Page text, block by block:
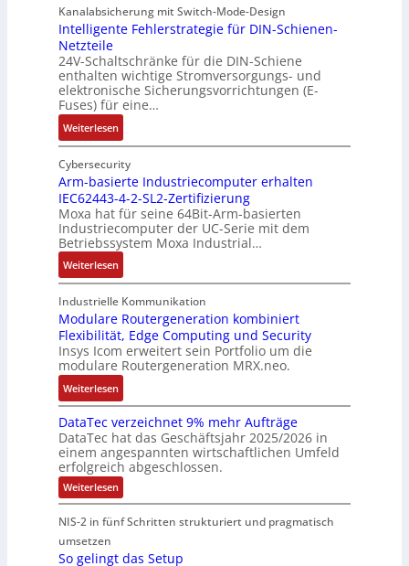
i
s
c
h
e
G
e
h
ä
u
s
e
d
e
h
n
u
n
g
e
n
u
i
e
r
e
n
A
u
f
w
a
n
d
,
K
o
t
e
n
u
n
d
S
t
ö
r
a
n
ä
u
v
r
ä
n
i
t
ä
t
b
e
g
i
n
n
t
a
n
d
e
r
M
a
s
c
h
i
n
e
k
r
d
b
e
t
e
i
l
i
g
u
n
g
b
e
m
2
0
2
6
E
u
r
o
p
a
Kanalabsicherung mit Switch-Mode-Design
Intelligente Fehlerstrategie für DIN-Schienen-
Netzteile
24V-Schaltschränke für die DIN-Schiene
enthalten wichtige Stromversorgungs- und
elektronische Sicherungsvorrichtungen (E-
Fuses) für eine…
Weiterlesen:
I
n
t
e
l
l
i
g
e
n
e
F
e
h
l
e
r
s
t
r
a
t
g
Cybersecurity
Arm-basierte Industriecomputer erhalten
IEC62443-4-2-SL2-Zertifizierung
Moxa hat für seine 64Bit-Arm-basierten
Industriecomputer der UC-Serie mit dem
Betriebssystem Moxa Industrial…
Weiterlesen:
A
r
m
-
b
a
s
i
e
r
t
e
I
n
d
s
Industrielle Kommunikation
Modulare Routergeneration kombiniert
Flexibilität, Edge Computing und Security
Insys Icom erweitert sein Portfolio um die
modulare Routergeneration MRX.neo.
Weiterlesen:
M
o
d
u
l
a
r
e
o
DataTec verzeichnet 9% mehr Aufträge
DataTec hat das Geschäftsjahr 2025/2026 in
einem angespannten wirtschaftlichen Umfeld
erfolgreich abgeschlossen.
Weiterlesen:
D
t
e
NIS-2 in fünf Schritten strukturiert und pragmatisch
umsetzen
So gelingt das Setup